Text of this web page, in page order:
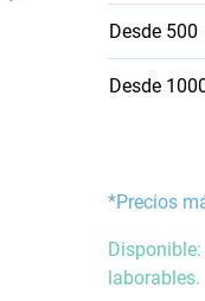
Desde 500
Desde
*Precios
laborables.